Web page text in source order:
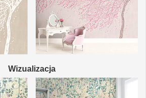
Wizualizacja